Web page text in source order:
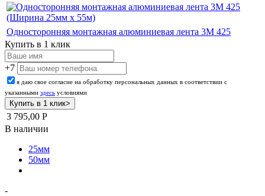
Односторонняя монтажная алюминиевая лента 3М 425
Купить в 1 клик
+7
я даю свое согласие на обработку персональных данных в соответствии с
указанными здесь условиями
3 795,00 Р
В наличии
25мм
50мм
-